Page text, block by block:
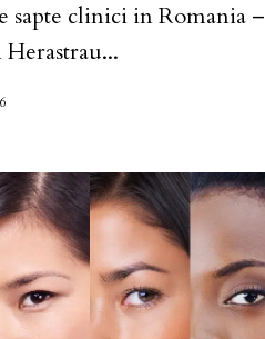
sapte clinici in Romania –